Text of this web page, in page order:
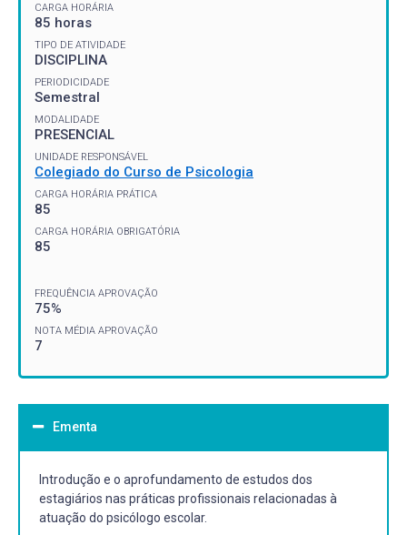
CARGA HORÁRIA
85 horas
TIPO DE ATIVIDADE
DISCIPLINA
PERIODICIDADE
Semestral
MODALIDADE
PRESENCIAL
UNIDADE RESPONSÁVEL
Colegiado do Curso de Psicologia
CARGA HORÁRIA PRÁTICA
85
CARGA HORÁRIA OBRIGATÓRIA
85
FREQUÊNCIA APROVAÇÃO
75%
NOTA MÉDIA APROVAÇÃO
7
Ementa
Introdução e o aprofundamento de estudos dos
estagiários nas práticas profissionais relacionadas à
atuação do psicólogo escolar.